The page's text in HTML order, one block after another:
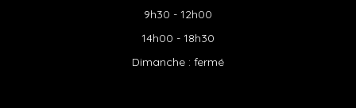
9h30 - 12h00
14h00 - 18h30
Dimanche : fermé